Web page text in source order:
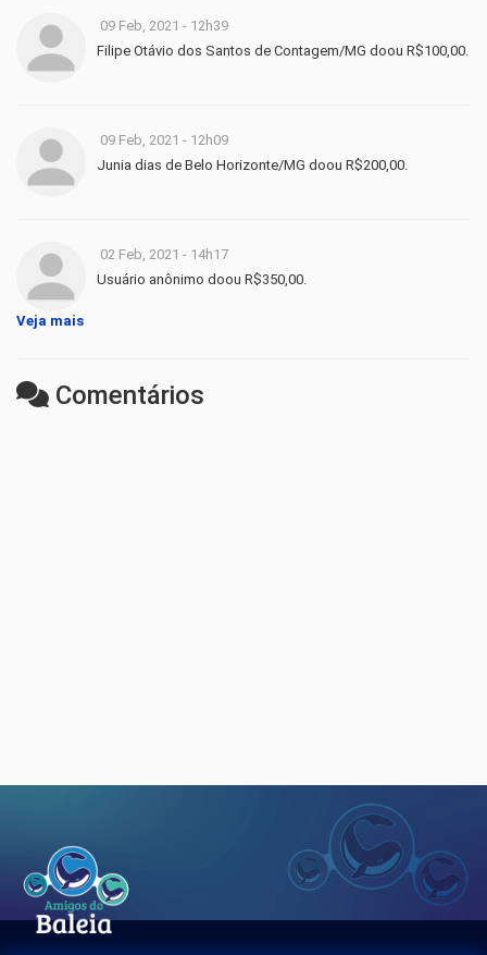
09 Feb, 2021 - 12h39
Filipe Otávio dos Santos de Contagem/MG doou R$100,00.
09 Feb, 2021 - 12h09
Junia dias de Belo Horizonte/MG doou R$200,00.
02 Feb, 2021 - 14h17
Usuário anônimo doou R$350,00.
Veja mais
Comentários